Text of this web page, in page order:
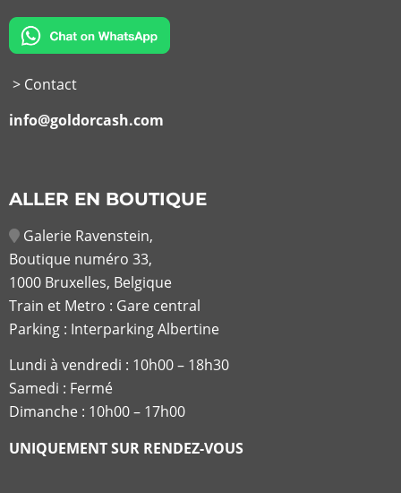
> Contact
info@goldorcash.com
ALLER EN BOUTIQUE
Galerie Ravenstein,
Boutique numéro 33,
1000 Bruxelles, Belgique
Train et Metro : Gare central
Parking : Interparking Albertine
Lundi à vendredi : 10h00 – 18h30
Samedi : Fermé
Dimanche : 10h00 – 17h00
UNIQUEMENT SUR RENDEZ-VOUS